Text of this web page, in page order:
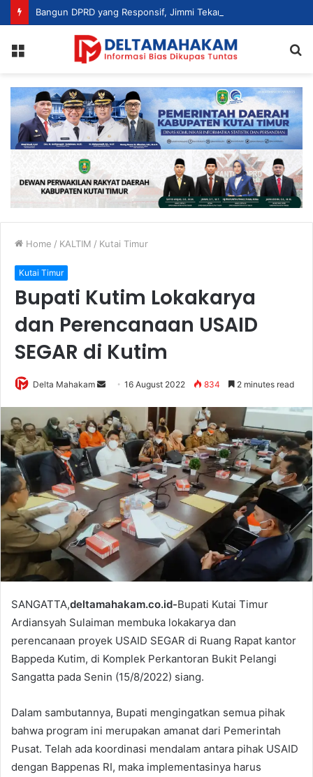
Home / KALTIM / Kutai Timur
Kutai Timur
Bupati Kutim Lokakarya
dan Perencanaan USAID
SEGAR di Kutim
Delta Mahakam
n
d
a
e
m
a
i
l
16 August 2022 834 2 minutes read
SANGATTA,deltamahakam.co.id-Bupati Kutai Timur
Ardiansyah Sulaiman membuka lokakarya dan
perencanaan proyek USAID SEGAR di Ruang Rapat kantor
Bappeda Kutim, di Komplek Perkantoran Bukit Pelangi
Sangatta pada Senin (15/8/2022) siang.
Dalam sambutannya, Bupati mengingatkan semua pihak
bahwa program ini merupakan amanat dari Pemerintah
Pusat. Telah ada koordinasi mendalam antara pihak USAID
dengan Bappenas RI, maka implementasinya harus